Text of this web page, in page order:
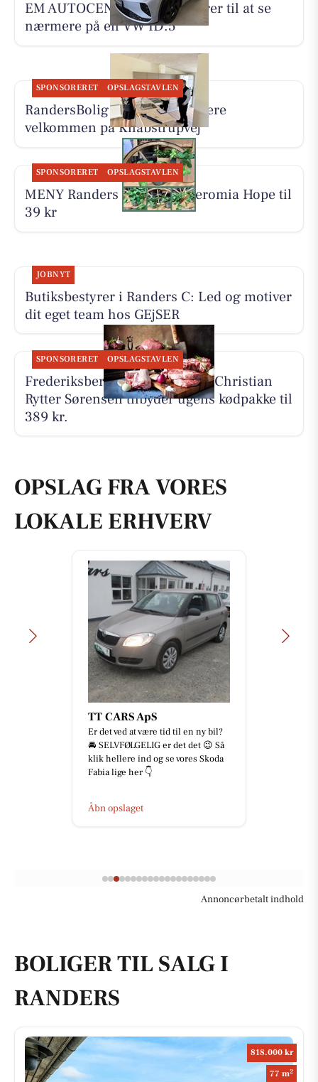
EM AUTOCENTER ApS inviterer til at se
nærmere på en VW ID.5
SPONSORERET OPSLAGSTAVLEN
RandersBolig byder nye beboere
velkommen på Knabstrupvej
SPONSORERET OPSLAGSTAVLEN
MENY Randers tilbyder Peperomia Hope til
39 kr
JOBNYT
Butiksbestyrer i Randers C: Led og motiver
dit eget team hos GEjSER
SPONSORERET OPSLAGSTAVLEN
Frederiksberg Kødforsyning v/Christian
Rytter Sørensen tilbyder ugens kødpakke til
389 kr.
OPSLAG FRA VORES
LOKALE ERHVERV
TT CARS ApS
Er det ved at være tid til en ny bil?
🚘 SELVFØLGELIG er det det 😉 Så
klik hellere ind og se vores Skoda
Fabia lige her 👇
Åbn opslaget
Annoncørbetalt indhold
BOLIGER TIL SALG I
RANDERS
818.000 kr
77 m2